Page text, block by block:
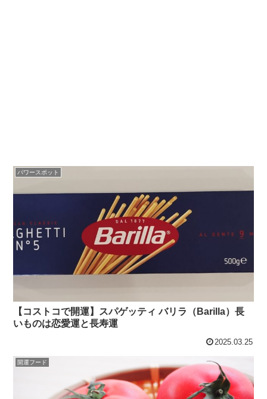
パワースポット
【コストコで開運】スパゲッティ バリラ（Barilla）長
いものは恋愛運と長寿運
2025.03.25
開運フード